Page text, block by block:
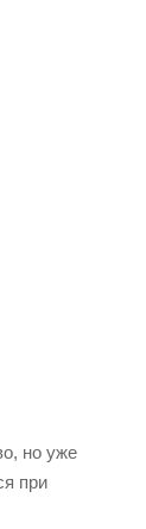
но уже
при